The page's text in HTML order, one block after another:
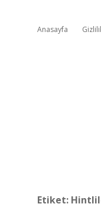
Anasayfa
Etiket: